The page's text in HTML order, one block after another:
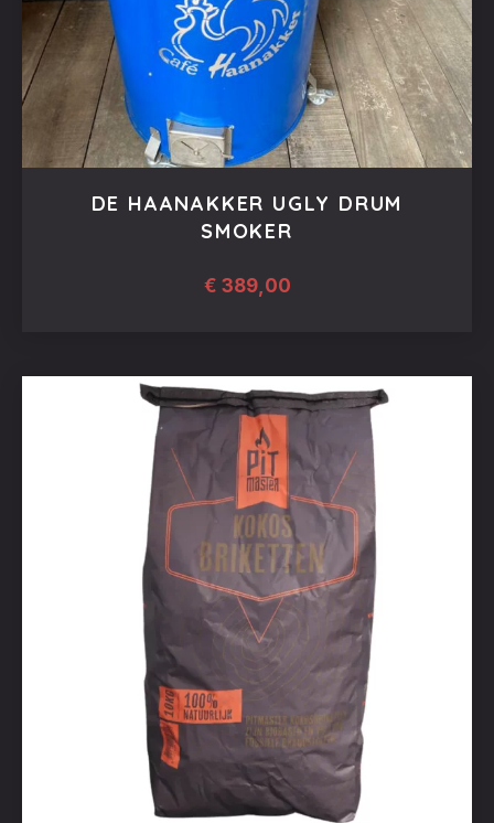
DE HAANAKKER UGLY DRUM
SMOKER
€ 389,00